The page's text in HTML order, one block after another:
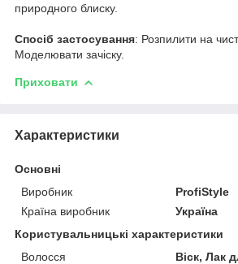
природного блиску.
Спосіб застосування: Розпилити на
Моделювати зачіску.
Приховати
Характеристики
Основні
Виробник
ProfiStyle
Країна виробник
Україна
Користувальницькі характеристики
Волосся
Віск, Лак